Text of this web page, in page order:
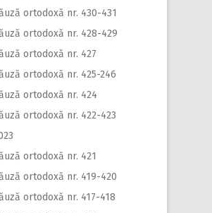
ortodoxă nr. 430-431
ortodoxă nr. 428-429
ortodoxă nr. 427
ortodoxă nr. 425-246
ortodoxă nr. 424
ortodoxă nr. 422-423
ortodoxă nr. 421
ortodoxă nr. 419-420
ortodoxă nr. 417-418